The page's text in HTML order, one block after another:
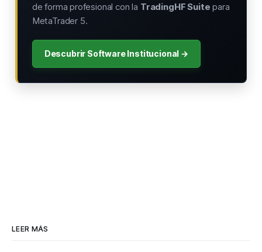
de forma profesional con la TradingHF Suite para
MetaTrader 5.
Descubrir Software Institucional →
LEER MÁS